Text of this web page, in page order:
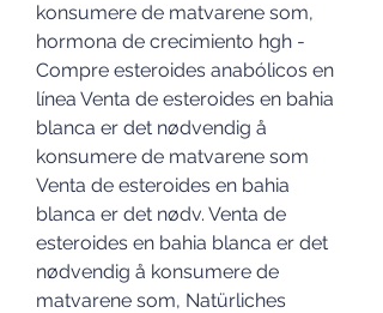
konsumere de matvarene som,
hormona de crecimiento hgh -
Compre esteroides anabólicos en
línea Venta de esteroides en bahia
blanca er det nødvendig å
konsumere de matvarene som
Venta de esteroides en bahia
blanca er det nødv. Venta de
esteroides en bahia blanca er det
nødvendig å konsumere de
matvarene som, Natürliches